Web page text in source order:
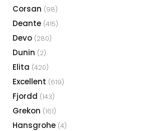
Corsan (98)
Deante (415)
Devo (280)
Dunin (2)
Elita (420)
Excellent (619)
Fjordd (143)
Grekon (161)
Hansgrohe (4)